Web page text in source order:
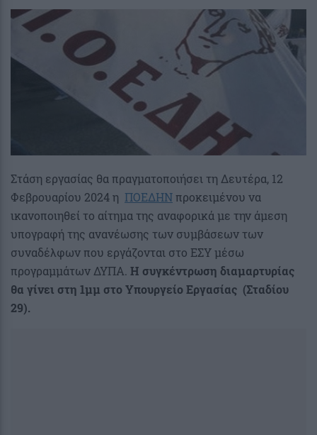
Στάση εργασίας θα πραγματοποιήσει τη Δευτέρα, 12
Φεβρουαρίου 2024 η ΠΟΕΔΗΝ προκειμένου να
ικανοποιηθεί το αίτημα της αναφορικά με την άμεση
υπογραφή της ανανέωσης των συμβάσεων των
συναδέλφων που εργάζονται στο ΕΣΥ μέσω
προγραμμάτων ΔΥΠΑ. Η συγκέντρωση διαμαρτυρίας
θα γίνει στη 1μμ στο Υπουργείο Εργασίας (Σταδίου
29).